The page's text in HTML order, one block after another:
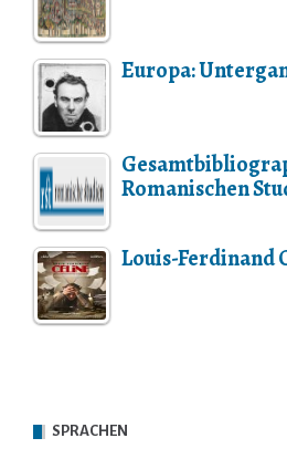
Europa:
Romanischen
Louis-Ferdinand
SPRACHEN